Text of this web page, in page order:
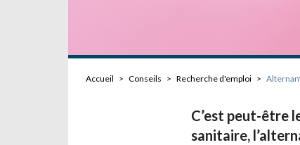
Accueil > Conseils > Recherche d'emploi >
C’est peut-être
sanitaire,